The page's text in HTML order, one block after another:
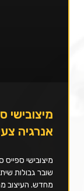
אנרגיה
מיצובישי
שובר גבולות
מחדש. העיצוב